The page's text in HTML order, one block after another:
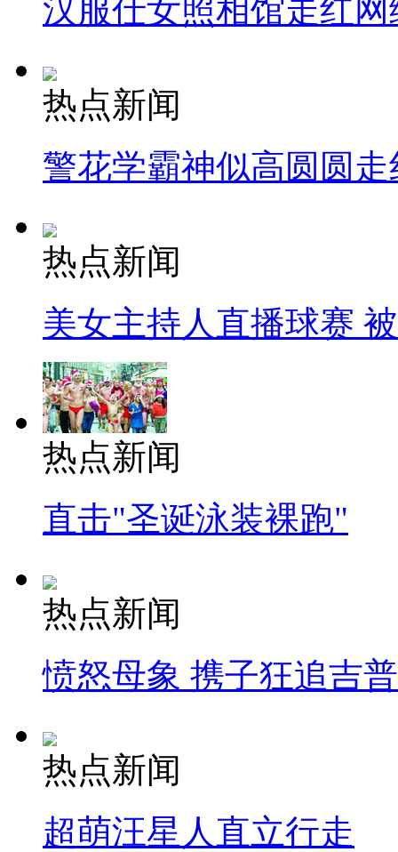
汉服仕女照相馆走红网
热点新闻
警花学霸神似高圆圆走
热点新闻
美女主持人直播球赛
热点新闻
直击"圣诞泳装裸跑"
热点新闻
愤怒母象 携子狂追吉
热点新闻
超萌汪星人直立行走